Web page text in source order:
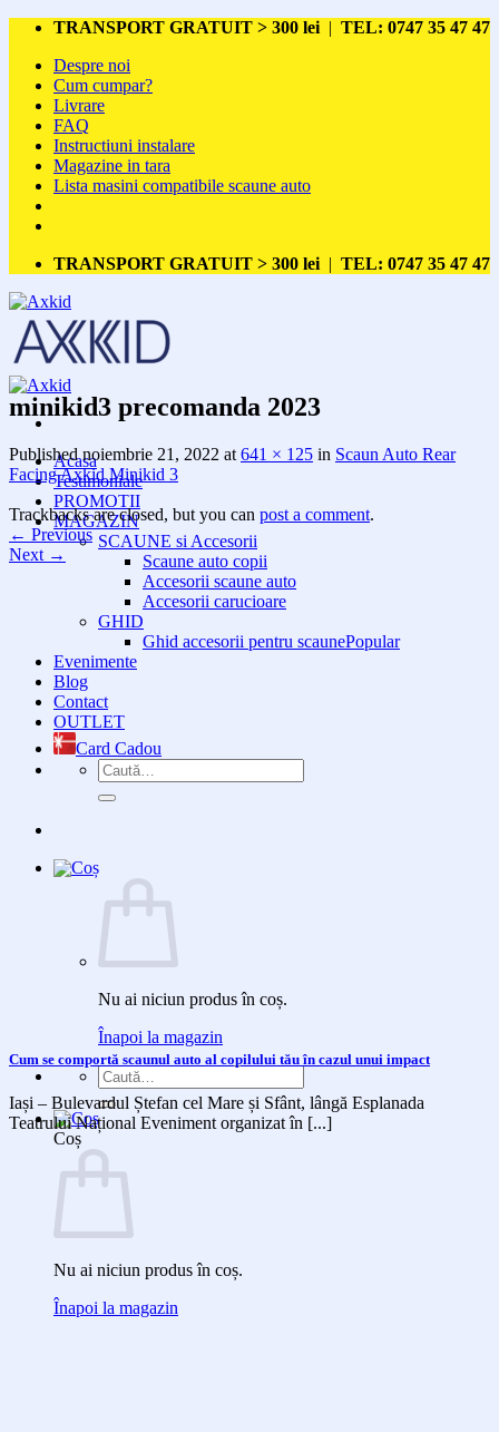
Skip
content
TRANSPORT GRATUIT > 300 lei | TEL: 0747 35 47 47
Despre noi
Cum cumpar?
Livrare
FAQ
Instructiuni instalare
Magazine in tara
Lista masini compatibile scaune auto
TRANSPORT GRATUIT > 300 lei | TEL: 0747 35 47 47
Acasa
Testimoniale
PROMOTII
MAGAZIN
SCAUNE si Accesorii
Scaune auto copii
Accesorii scaune auto
Accesorii carucioare
GHID
Ghid accesorii pentru scaune
Evenimente
Blog
Contact
OUTLET
Card Cadou
Caută
după:
Nu ai niciun produs în coș.
Înapoi la magazin
Caută
după:
Coș
Nu ai niciun produs în coș.
Înapoi la magazin
minikid3 precomanda 2023
Publishednoiembrie 21, 2022 at 641 × 125 in Scaun Auto Rear
Facing Axkid Minikid 3
Trackbacks are closed, but you can post a comment.
← Previous
Next →
Cum se comportă scaunul auto al copilului tău în cazul unui impact
Iași – Bulevardul Ștefan cel Mare și Sfânt, lângă Esplanada
Teatrului Național Eveniment organizat în [...]